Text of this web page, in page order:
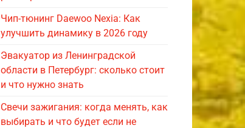
Чип-тюнинг Daewoo Nexia: Как
улучшить динамику в 2026 году
Эвакуатор из Ленинградской
области в Петербург: сколько стоит
и что нужно знать
Свечи зажигания: когда менять, как
выбирать и что будет если не